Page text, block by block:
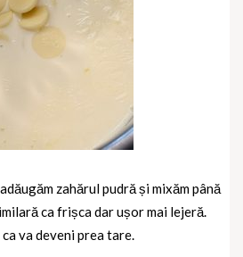
zahărul pudră și mixăm până
ca frișca dar ușor mai lejeră.
va deveni prea tare.